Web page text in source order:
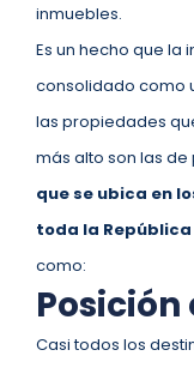
inmuebles.
Es un hecho que la
consolidado como
las propiedades
más alto son las
que se ubica en
toda la República
como:
Casi todos los